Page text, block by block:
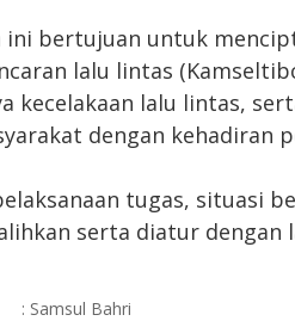
ini bertujuan untuk
lalu lintas
kecelakaan lalu lintas,
dengan kehadiran
tugas, situasi
serta diatur
: Samsul Bahri